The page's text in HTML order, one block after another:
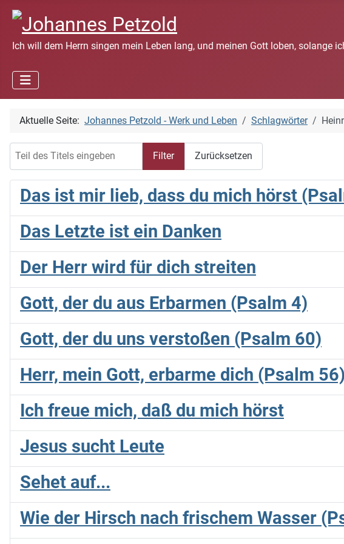
Ich will dem Herrn singen mein Leben lang, und meinen Gott loben, solange
Aktuelle Seite: Johannes Petzold - Werk und Leben Schlagwörter
Filter Zurücksetzen
Das ist mir lieb, dass du mich hörst
Das Letzte ist ein Danken
Der Herr wird für dich streiten
Gott, der du aus Erbarmen (Psalm 4)
Gott, der du uns verstoßen (Psalm 60)
Herr, mein Gott, erbarme dich (Psalm 56)
Ich freue mich, daß du mich hörst
Jesus sucht Leute
Sehet auf...
Wie der Hirsch nach frischem Wasser